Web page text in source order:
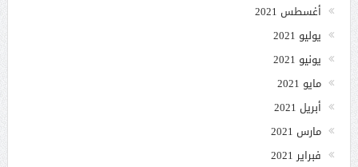
أغسطس 2021
يوليو 2021
يونيو 2021
مايو 2021
أبريل 2021
مارس 2021
فبراير 2021